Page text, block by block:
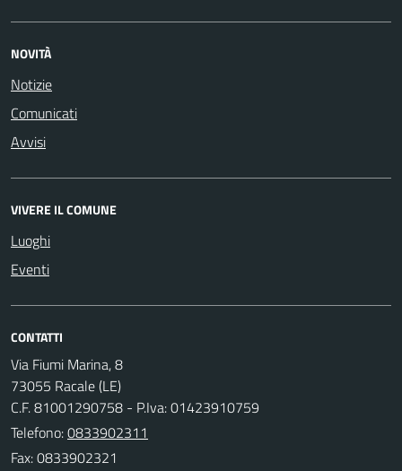
NOVITÀ
Notizie
Comunicati
Avvisi
VIVERE IL COMUNE
Luoghi
Eventi
CONTATTI
Via Fiumi Marina, 8
73055 Racale (LE)
C.F. 81001290758 - P.Iva: 01423910759
Telefono:0833902311
Fax: 0833902321